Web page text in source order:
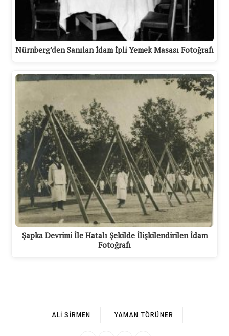
Nürnberg'den Sanılan İdam İpli Yemek Masası Fotoğrafı
Şapka Devrimi İle Hatalı Şekilde İlişkilendirilen İdam
Fotoğrafı
ALI SIRMEN YAMAN TÖRÜNER